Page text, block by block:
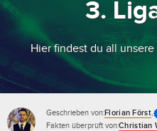
3.
Hier findest du all
Geschrieben von:Florian Först,
Fakten überprüft von:Christian